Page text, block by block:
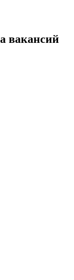
вакансий